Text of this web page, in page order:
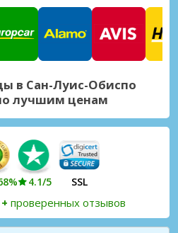
в Сан-Луис-Обиспо
лучшим ценам
4.1/5 SSL
проверенных отзывов